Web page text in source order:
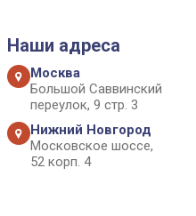
Наши адреса
Москва
Большой Саввинский
переулок, 9 стр. 3
Нижний Новгород
Московское шоссе,
52 корп. 4